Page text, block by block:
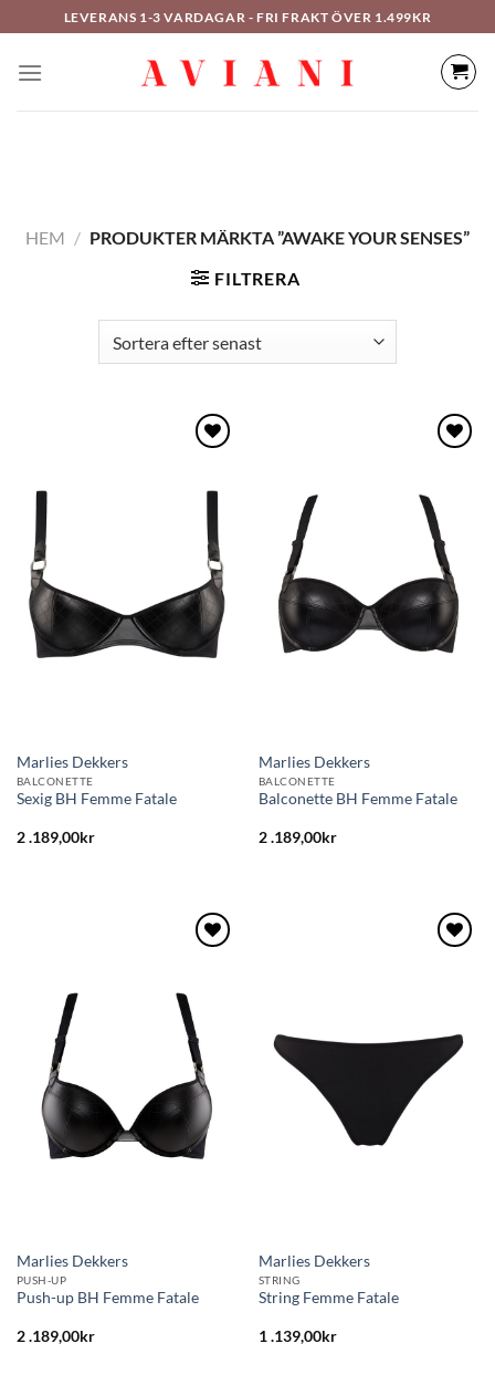
till
innehåll
LEVERANS 1-3 VARDAGAR - FRI FRAKT ÖVER 1.499KR
HEM / PRODUKTER MÄRKTA ”AWAKE YOUR SENSES”
FILTRERA
önskelistan
Marlies Dekkers
BALCONETTE
Sexig BH Femme Fatale
2 .189,00kr
till i
önskelistan
Marlies Dekkers
BALCONETTE
Balconette BH Femme Fatale
2 .189,00kr
till i
önskelistan
Marlies Dekkers
PUSH-UP
Push-up BH Femme Fatale
2 .189,00kr
Marlies Dekkers
STRING
String Femme Fatale
1 .139,00kr